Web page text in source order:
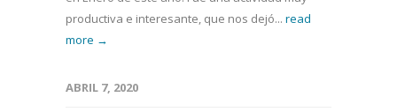
productiva e interesante, que nos dejó... read
more →
ABRIL 7, 2020